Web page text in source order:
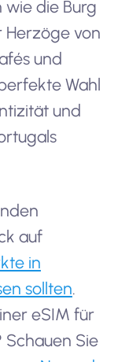
wie die Burg
Herzöge von
und
Wahl
und
auf
in
sollten.
eSIM für
Schauen Sie